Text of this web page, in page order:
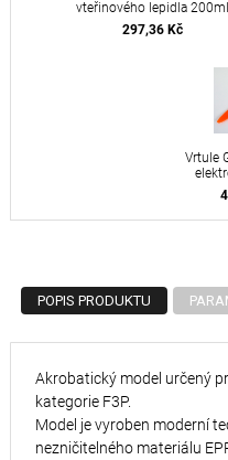
vteřinového lepidla 200ml
297,36 Kč
Vrtule
POPIS PRODUKTU
Akrobatický model určený
kategorie F3P.
Model je vyroben moderní
nezničitelného materiálu